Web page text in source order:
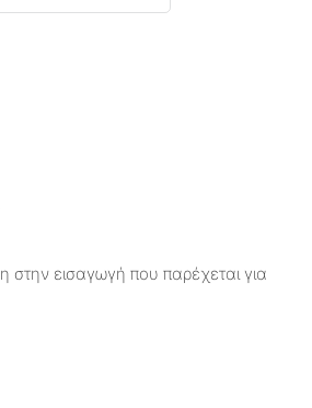
εισαγωγή που παρέχεται για